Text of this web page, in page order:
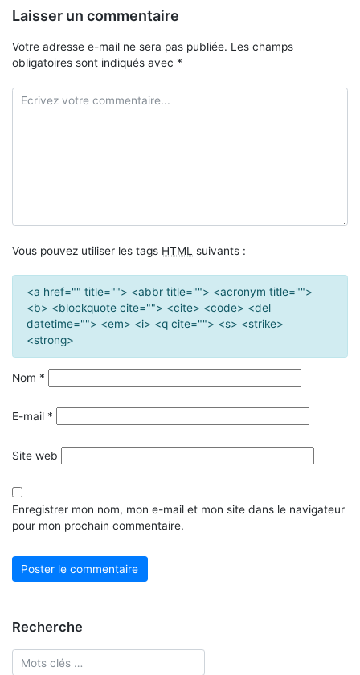
Laisser un commentaire
Votre adresse e-mail ne sera pas publiée. Les champs
obligatoires sont indiqués avec *
Vous pouvez utiliser les tags HTML suivants :
<a href="" title=""> <abbr title=""> <acronym title="">
<b> <blockquote cite=""> <cite> <code> <del
datetime=""> <em> <i> <q cite=""> <s> <strike>
<strong>
Nom *
E-mail *
Site web
Enregistrer mon nom, mon e-mail et mon site dans le navigateur
pour mon prochain commentaire.
Recherche